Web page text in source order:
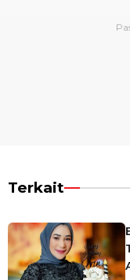
Terkait